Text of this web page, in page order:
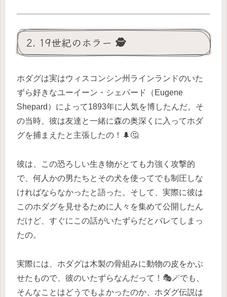
2. 19世紀のホラー 🕵️
ホダグは実はウィスコンシン州ラインランドのいた
ずら好きなユーイーン・シェパード（Eugene
Shepard）によって1893年に人気を博したんだ。そ
の当時、彼は友達と一緒に森の奥深くに入ってホダ
グを捕まえたと主張したの！🌲🤔
彼は、この恐ろしい生き物がとても力強く攻撃的
で、何人かの男たちとその犬を使ってでも制圧しな
ければならなかったと語った。そして、実際に彼は
このホダグを見せるために人々を集めて公開したん
だけど、すぐにこの話がいたずらだとバレてしまっ
たの。
実際には、ホダグは木製の骨組みに動物の皮をかぶ
せたもので、彼のいたずらなんだって！🎭🪄でも、
そんなことはどうでもよかったのか、ホダグ伝説は